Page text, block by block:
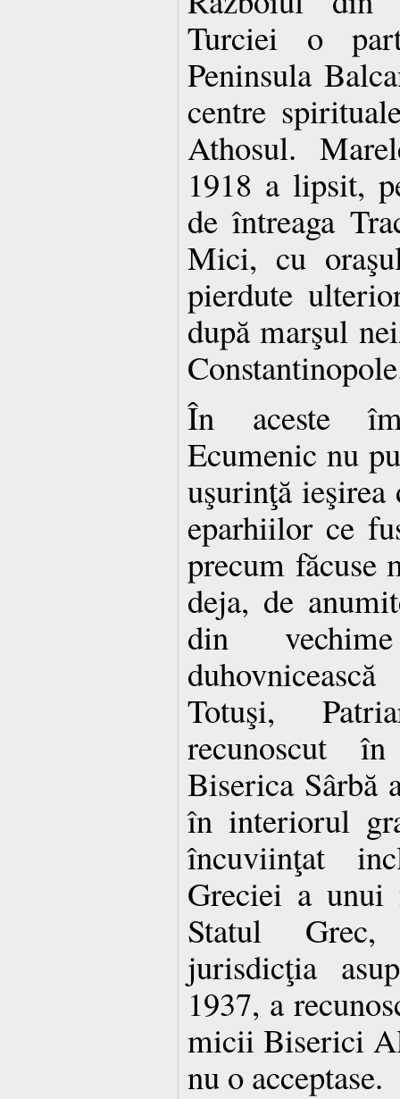
Turciei o
Peninsula
centre
Athosul.
1918 a lipsit,
de întreaga
Mici, cu
pierdute
după marşul
În aceste
Ecumenic nu
uşurinţă ieşirea
eparhiilor ce
precum făcuse
deja, de
din
Totuşi,
recunoscut
Biserica Sârbă
în interiorul
încuviinţat
Greciei a unui
Statul Grec,
jurisdicţia
1937, a
micii Biserici
nu o acceptase.